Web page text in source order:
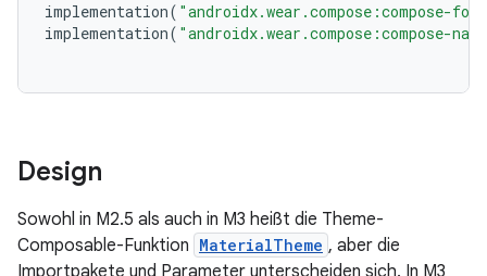
implementation( "androidx.wear.compose:compose-
implementation( "androidx.wear.compose:compose-
Design
Sowohl in M2.5 als auch in M3 heißt die Theme-
Composable-Funktion MaterialTheme , aber die
Importpakete und Parameter unterscheiden sich. In M3